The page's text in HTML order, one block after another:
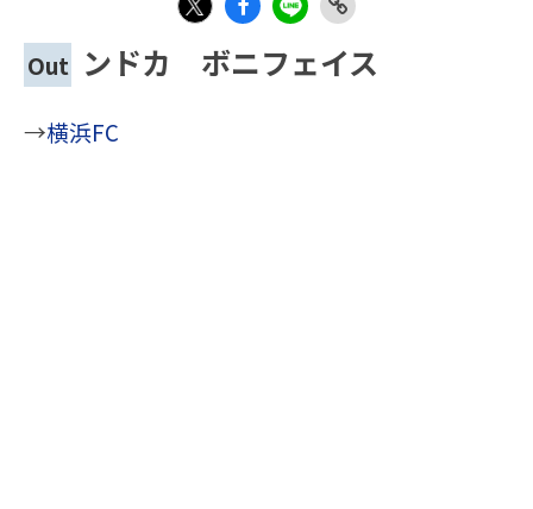
Fac
eb
E
Copy
Out ンドカ ボニフェイス
→横浜FC